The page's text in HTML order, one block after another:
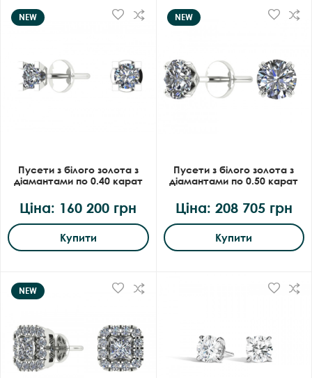
NEW
Пусети з білого золота з
діамантами по 0.40 карат
Ціна: 160 200 грн
Купити
NEW
Пусети з білого золота з
діамантами по 0.50 карат
Ціна: 208 705 грн
Купити
NEW